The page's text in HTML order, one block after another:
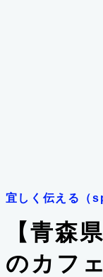
宜しく伝える（
【青森
のカフ